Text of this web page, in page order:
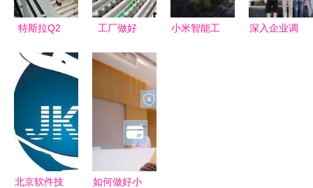
特斯拉Q2
亿美元，股
7% 北京软
件技术咨询
视角解读
工厂做好
真正收益比
你想象的多
小米智能工
深入企业调
北京软件技
如何做好小